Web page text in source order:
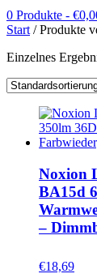
0 Produkte - €
Start / Produkte
Einzelnes
Noxion
BA15d
–
€18,69